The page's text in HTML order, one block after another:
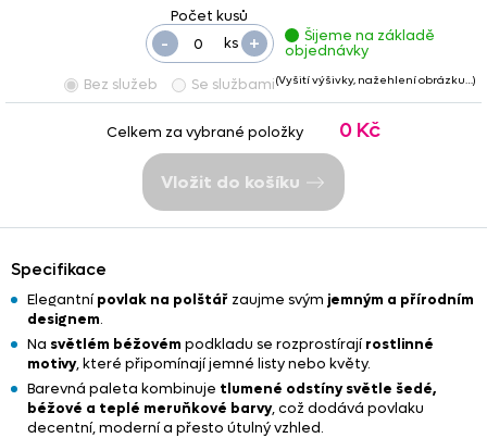
ks +
-
Šijeme na základě
objednávky
Bez služeb
Se službami(Vyšití výšivky, nažehlení obrázku…)
Celkem za vybrané položky 0 Kč
Vložit do košíku
Specifikace
Elegantnípovlak na polštář zaujme svým jemným a přírodním
designem.
Na světlém béžovém podkladu se rozprostírajírostlinné
motivy, které připomínají jemné listy nebo květy.
Barevná paleta kombinuje tlumené odstíny světle šedé,
béžové a teplé meruňkové barvy, což dodává povlaku
decentní, moderní a přesto útulný vzhled.